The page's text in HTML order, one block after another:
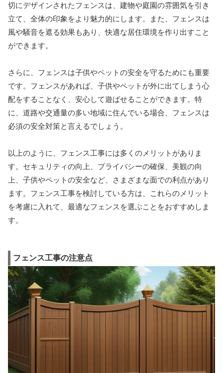
切にデザインされたフェンスは、建物や庭園の雰囲気を引き
立て、全体の印象をより魅力的にします。また、フェンスは
風や騒音を遮る効果もあり、快適な居住環境を作り出すこと
ができます。
さらに、フェンスは子供やペットの安全を守るためにも重要
です。フェンスがあれば、子供やペットが外に出てしまう心
配をすることなく、安心して遊ばせることができます。特
に、道路や交通量の多い地域に住んでいる場合、フェンスは
必須の安全対策と言えるでしょう。
以上のように、フェンス工事には多くのメリットがありま
す。セキュリティの向上、プライバシーの確保、美観の向
上、子供やペットの安全など、さまざまな面での利点があり
ます。フェンス工事を検討している方は、これらのメリット
を考慮に入れて、最適なフェンスを選ぶことをおすすめしま
す。
フェンス工事の注意点